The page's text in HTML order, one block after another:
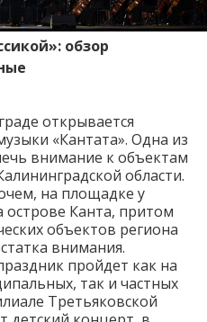
обзор
открывается
«Кантата». Одна из
внимание к объектам
области.
на площадке у
острове Канта, притом
объектов региона
внимания.
пройдет как на
так и частных
Третьяковской